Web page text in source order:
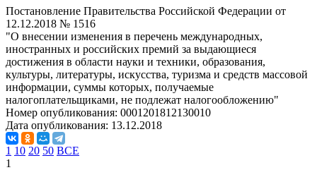
Постановление Правительства Российской Федерации от
12.12.2018 № 1516
"О внесении изменения в перечень международных,
иностранных и российских премий за выдающиеся
достижения в области науки и техники, образования,
культуры, литературы, искусства, туризма и средств массовой
информации, суммы которых, получаемые
налогоплательщиками, не подлежат налогообложению"
Номер опубликования: 0001201812130010
Дата опубликования: 13.12.2018
1 10 20 50 ВСЕ
1